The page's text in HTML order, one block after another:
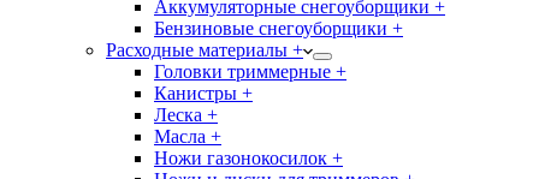
Аккумуляторные снегоуборщики +
Бензиновые снегоуборщики +
Расходные материалы +
Головки триммерные +
Канистры +
Леска +
Масла +
Ножи газонокосилок +